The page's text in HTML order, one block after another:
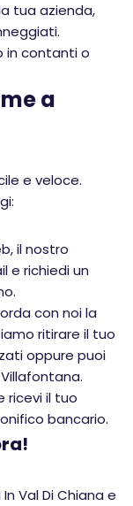
tua azienda,
in contanti o
a
e veloce.
il nostro
e richiedi un
con noi la
ritirare il tuo
oppure puoi
ricevi il tuo
bancario.
Val Di Chiana e